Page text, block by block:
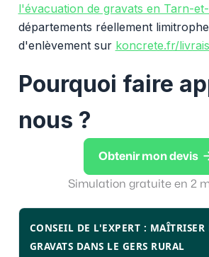
l'évacuation de gravats en Tarn-
départements réellement
d'enlèvement sur koncrete.fr/
Pourquoi faire
nous ?
Obtenir mon devis
Simulation gratuite en 2
CONSEIL DE L'EXPERT : MAÎTRISER
GRAVATS DANS LE GERS RURAL